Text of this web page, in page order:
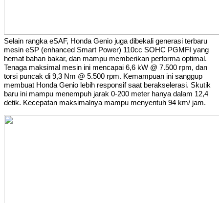
Selain rangka eSAF, Honda Genio juga dibekali generasi terbaru
mesin eSP (enhanced Smart Power) 110cc SOHC PGMFI yang
hemat bahan bakar, dan mampu memberikan performa optimal.
Tenaga maksimal mesin ini mencapai 6,6 kW @ 7.500 rpm, dan
torsi puncak di 9,3 Nm @ 5.500 rpm. Kemampuan ini sanggup
membuat Honda Genio lebih responsif saat berakselerasi. Skutik
baru ini mampu menempuh jarak 0-200 meter hanya dalam 12,4
detik. Kecepatan maksimalnya mampu menyentuh 94 km/ jam.